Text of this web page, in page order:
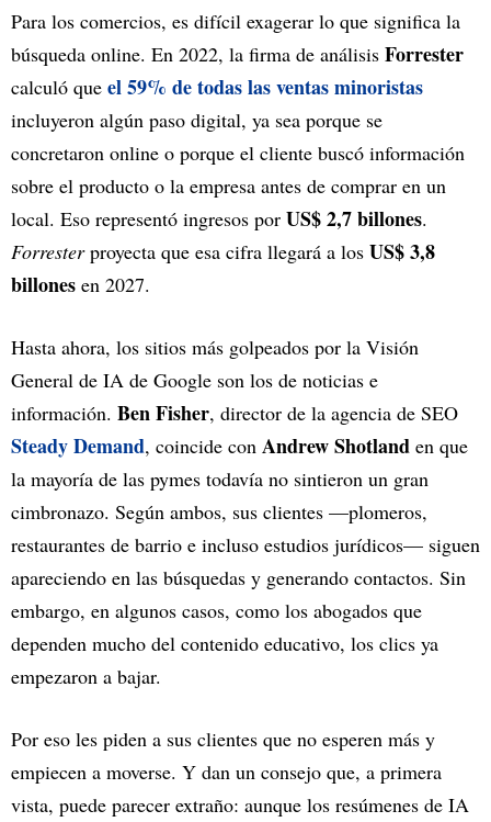
Para los comercios, es difícil exagerar lo que significa la
búsqueda online. En 2022, la firma de análisis Forrester
calculó que el 59% de todas las ventas minoristas
incluyeron algún paso digital, ya sea porque se
concretaron online o porque el cliente buscó información
sobre el producto o la empresa antes de comprar en un
local. Eso representó ingresos por US$ 2,7 billones.
Forresterproyecta que esa cifra llegará a los US$ 3,8
billones en 2027.
Hasta ahora, los sitios más golpeados por la Visión
General de IA de Google son los de noticias e
información. Ben Fisher, director de la agencia de SEO
Steady Demand, coincide con Andrew Shotland en que
la mayoría de las pymes todavía no sintieron un gran
cimbronazo. Según ambos, sus clientes —plomeros,
restaurantes de barrio e incluso estudios jurídicos— siguen
apareciendo en las búsquedas y generando contactos. Sin
embargo, en algunos casos, como los abogados que
dependen mucho del contenido educativo, los clics ya
empezaron a bajar.
Por eso les piden a sus clientes que no esperen más y
empiecen a moverse. Y dan un consejo que, a primera
vista, puede parecer extraño: aunque los resúmenes de IA